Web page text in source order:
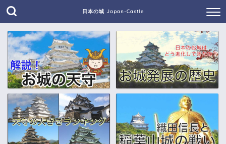
日本の城 Japan-Castle